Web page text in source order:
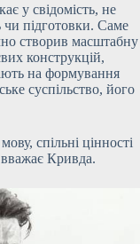
у свідомість, не
чи підготовки. Саме
створив масштабну
конструкцій,
на формування
суспільство, його
спільні цінності
Кривда.